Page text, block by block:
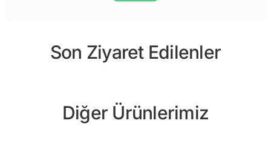
Son Ziyaret Edilenler
Diğer Ürünlerimiz